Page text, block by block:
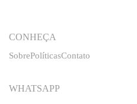
CONHEÇA
SobrePolíticasContato
WHATSAPP